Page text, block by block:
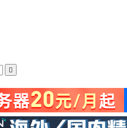
